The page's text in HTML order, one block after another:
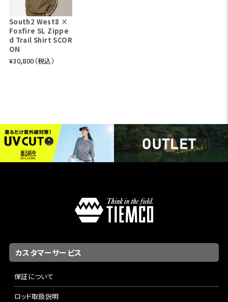
South2 West8 ×
Foxfire SL Zippe
d Trail Shirt SCOR
ON
¥30,800（税込）
カスタマーサービス
保証について
ロッド取扱説明